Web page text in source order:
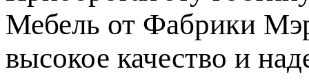
Мебель от Фабрики
высокое качество и